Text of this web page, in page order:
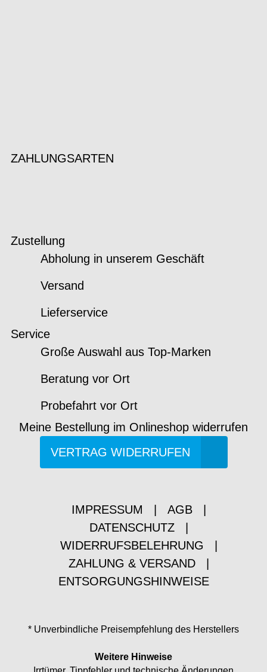
ZAHLUNGSARTEN
Zustellung
Abholung in unserem Geschäft
Versand
Lieferservice
Service
Große Auswahl aus Top-Marken
Beratung vor Ort
Probefahrt vor Ort
Meine Bestellung im Onlineshop widerrufen
VERTRAG WIDERRUFEN
IMPRESSUM AGB
DATENSCHUTZ
WIDERRUFSBELEHRUNG
ZAHLUNG & VERSAND
ENTSORGUNGSHINWEISE
* Unverbindliche Preisempfehlung des Herstellers
Weitere Hinweise